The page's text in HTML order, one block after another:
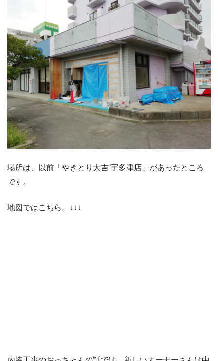
場所は、以前「やきとり大吉 宇多津店」があったところ
です。
地図ではこちら。↓↓↓